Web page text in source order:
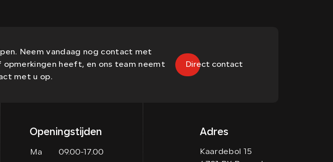
Neem vandaag nog contact met
opmerkingen heeft, en ons team neemt
met u op.
Direct contact
Openingstijden
Ma
09.00-17.00
Adres
Kaardebol 15